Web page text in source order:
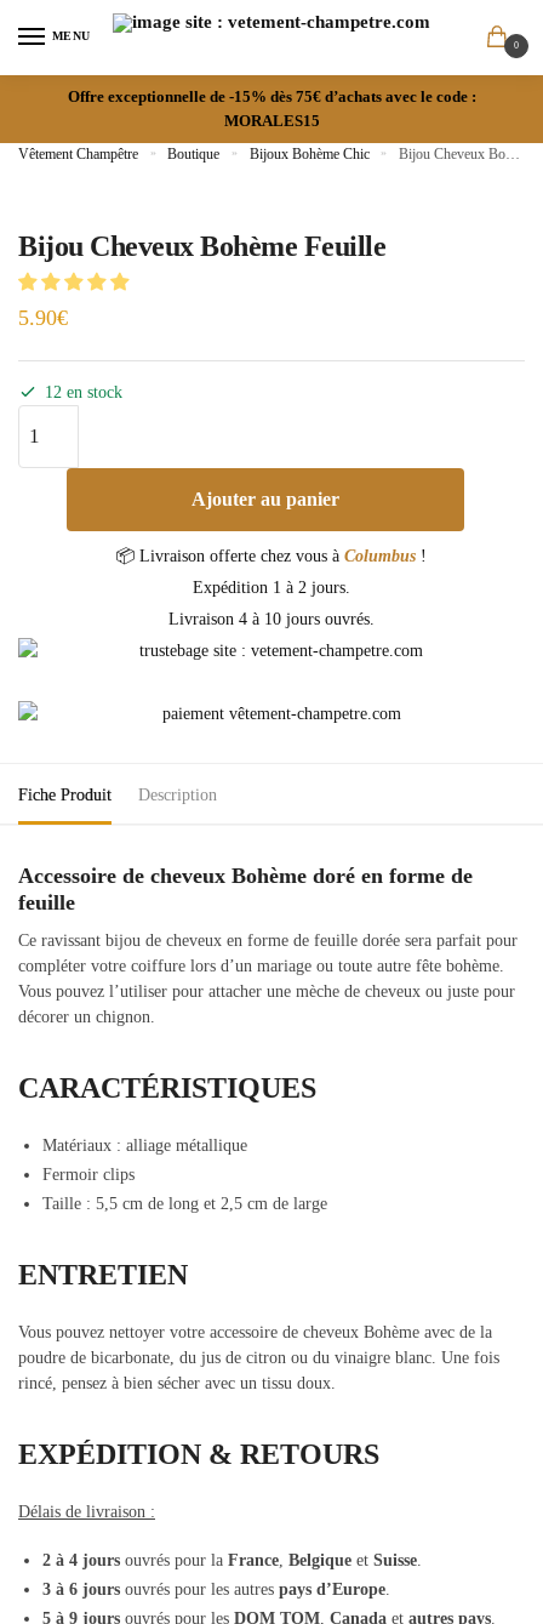
MENU
0
Offre exceptionnelle de -15% dès 75€ d’achats avec le code :
MORALES15
Vêtement Champêtre » Boutique » Bijoux Bohème Chic » Bijou Cheveux Bohème Feuille
Bijou Cheveux Bohème Feuille
5.90€
12 en stock
Ajouter au panier
📦 Livraison offerte chez vous à Columbus !
Expédition 1 à 2 jours.
Livraison 4 à 10 jours ouvrés.
Fiche Produit Description
Accessoire de cheveux Bohème doré en forme de
feuille
Ce ravissant bijou de cheveux en forme de feuille dorée sera parfait pour
compléter votre coiffure lors d’un mariage ou toute autre fête bohème.
Vous pouvez l’utiliser pour attacher une mèche de cheveux ou juste pour
décorer un chignon.
CARACTÉRISTIQUES
Matériaux : alliage métallique
Fermoir clips
Taille : 5,5 cm de long et 2,5 cm de large
ENTRETIEN
Vous pouvez nettoyer votre accessoire de cheveux Bohème avec de la
poudre de bicarbonate, du jus de citron ou du vinaigre blanc. Une fois
rincé, pensez à bien sécher avec un tissu doux.
EXPÉDITION & RETOURS
Délais de livraison :
2 à 4 jours ouvrés pour la France, Belgique et Suisse.
3 à 6 jours ouvrés pour les autres pays d’Europe.
5 à 9 jours ouvrés pour les DOM TOM, Canada et autres pays.